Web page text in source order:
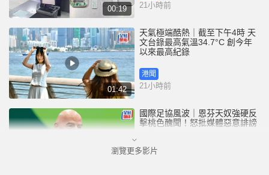
00:19 21小時前
01:42
天氣極端酷熱｜截至下午4時 天
文台錄最高氣溫34.7°C 創今年
以來最高紀錄
港聞
21小時前
國際足協風波｜恩芬天奴強硬反
擊桃色醜聞！怒批媒體惡意誹謗
體育
瀏覽更多影片